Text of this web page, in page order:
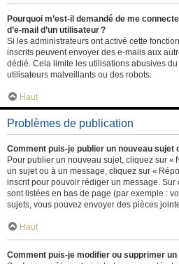
Pourquoi m’est-il demandé de me
d’e-mail d’un utilisateur ?
Si les administrateurs ont activé cette
inscrits peuvent envoyer des e-mails aux
dédié. Cela limite les utilisations abusives du
utilisateurs malveillants ou des robots.
Haut
Problèmes de publication
Comment puis-je publier un nouveau sujet
Pour publier un nouveau sujet, cliquez sur «
un sujet ou à un message, cliquez sur «
inscrit pour pouvoir rédiger un message.
sont listées en bas de page (par exemple :
sujets, vous pouvez envoyer des pièces
Haut
Comment puis-je modifier ou supprimer un